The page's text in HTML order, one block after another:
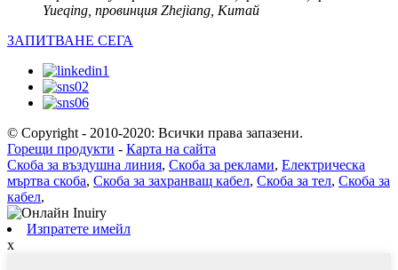
Yueqing, провинция Zhejiang, Китай
ЗАПИТВАНЕ СЕГА
© Copyright - 2010-2020: Всички права запазени.
Горещи продукти - Карта на сайта
Скоба за въздушна линия, Скоба за реклами, Електрическа
мъртва скоба, Скоба за захранващ кабел, Скоба за тел, Скоба за
кабел,
Изпратете имейл
x